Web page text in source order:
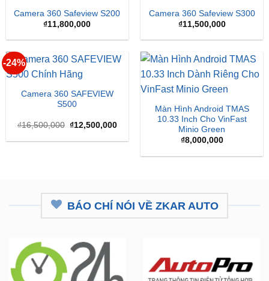
Camera 360 Safeview S200
₫11,800,000
Camera 360 Safeview S300
₫11,500,000
-24%
Camera 360 SAFEVIEW
S500
₫16,500,000 Giá
là:
₫12,500,000Giá
tại
₫12,500,000.
Màn Hình Android TMAS
10.33 Inch Cho VinFast
Minio Green
₫8,000,000
BÁO CHÍ NÓI VỀ ZKAR AUTO